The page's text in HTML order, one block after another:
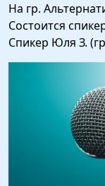
На гр.
Состоится
Спикер Юля З.